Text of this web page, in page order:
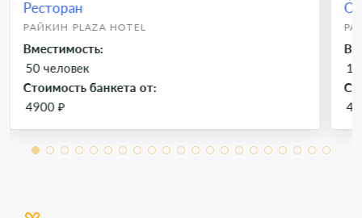
Ресторан
РАЙКИН PLAZA HOTEL
Вместимость:
50 человек
Стоимость банкета от:
4900 ₽